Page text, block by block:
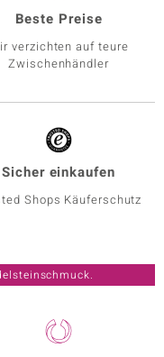
Beste Preise
verzichten auf teure
Zwischenhändler
Sicher einkaufen
Shops Käuferschutz